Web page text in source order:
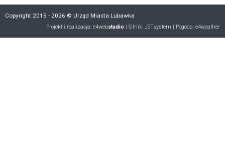
Copyright 2015 - 2026 © Urząd Miasta Lubawka
Projekt i realizacja: e4webstudio | Silnik: JSTsystem | Pogoda: e4weather